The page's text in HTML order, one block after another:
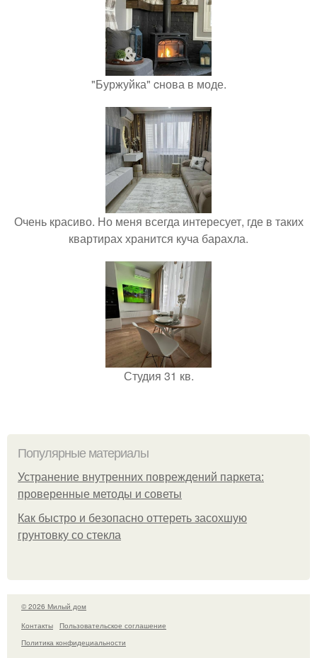
"Буржуйка" cнова в моде.
Очень красиво. Но меня всегда интересует, где в таких
квартирах хранится куча барахла.
Студия 31 кв.
Популярные материалы
Устранение внутренних повреждений паркета:
проверенные методы и советы
Как быстро и безопасно оттереть засохшую
грунтовку со стекла
© 2026 Милый дом
Контакты
Пользовательское соглашение
Политика конфидециальности